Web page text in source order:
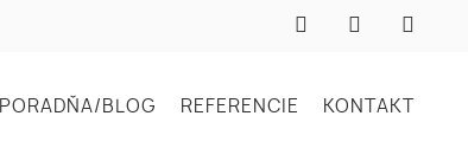
PORADŇA/BLOG REFERENCIE KONTAKT